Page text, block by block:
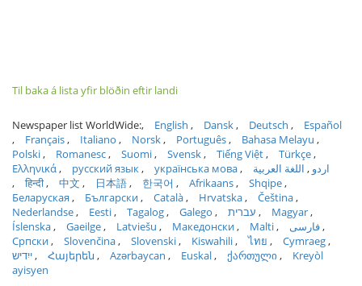
Til baka á lista yfir blöðin eftir landi
Newspaper list WorldWide: English Dansk Deutsch
Español
Français
Italiano Norsk Português
Bahasa Melayu
Polski
Romanesc Suomi Svensk Tiếng Việt
Türkçe
Ελληνικά
русский язык українська мова اردو
اللغة العربية
हिन्दी
中文 日本語 한국어 Afrikaans
Shqipe
Беларуская
Български Català Hrvatska
Čeština
Nederlandse
Eesti Tagalog Galego עברית
Magyar
Íslenska
Gaeilge Latviešu Македонски Malti
فارسی
Српски
Slovenčina Slovenski Kiswahili ไทย
Cymraeg
ייִדיש
Հայերեն Azərbaycan Euskal ქართული
Kreyòl
ayisyen